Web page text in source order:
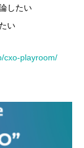
したい
い
cxo-playroom/